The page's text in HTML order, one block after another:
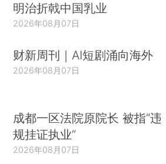
明治折戟中国乳业
2026年08月07日
财新周刊｜AI短剧涌向海外
2026年08月07日
成都一区法院原院长 被指“违
规挂证执业”
2026年08月07日